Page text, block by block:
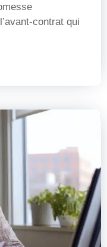
contrat qui